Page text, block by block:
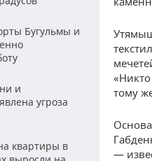
Бугульмы и
и
угроза
квартиры в
тому
—